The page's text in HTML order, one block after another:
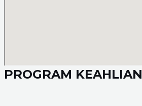
PROGRAM KEAHLIAN